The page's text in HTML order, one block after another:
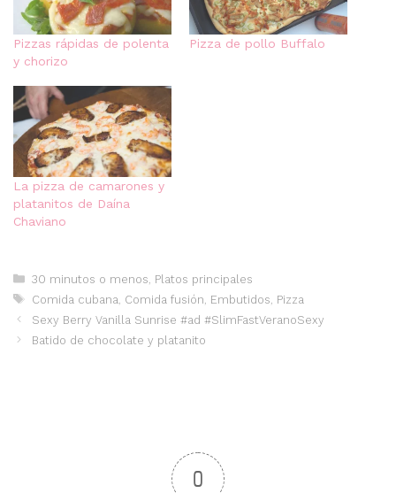
Pizzas rápidas de polenta
y chorizo
Pizza de pollo Buffalo
La pizza de camarones y
platanitos de Daína
Chaviano
Categorías
30 minutos o menos Platos principales
Etiquetas
Comida cubana Comida fusión Embutidos Pizza
Sexy Berry Vanilla Sunrise #ad #SlimFastVeranoSexy
Batido de chocolate y platanito
0